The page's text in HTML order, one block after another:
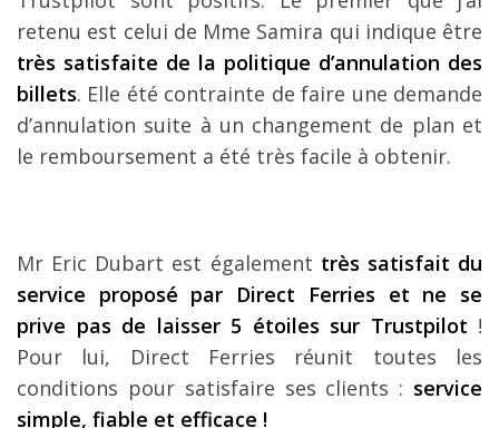
retenu est celui de Mme Samira qui indique être
très satisfaite de la politique d’annulation des
billets. Elle été contrainte de faire une demande
d’annulation suite à un changement de plan et
le remboursement a été très facile à obtenir.
Mr Eric Dubart est également très satisfait du
service proposé par Direct Ferries et ne se
prive pas de laisser 5 étoiles sur Trustpilot !
Pour lui, Direct Ferries réunit toutes les
conditions pour satisfaire ses clients : service
simple, fiable et efficace !